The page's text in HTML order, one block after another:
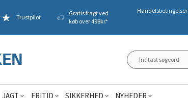
Trustpilot
Gratis fragt ved
køb over 498kr.*
Handelsbetingelser
JAGT FRITID SIKKERHED NYHEDER